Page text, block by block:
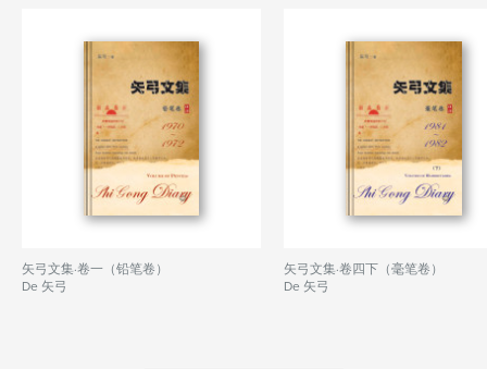
矢弓文集·卷一（铅笔卷）
De 矢弓
矢弓文集·卷四下（毫笔卷）
De 矢弓